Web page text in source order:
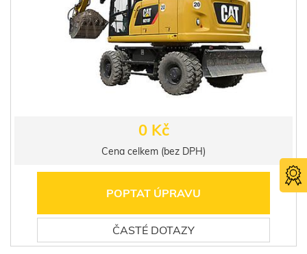
0 Kč
Cena celkem (bez DPH)
POPTAT ÚPRAVU
ČASTÉ DOTAZY